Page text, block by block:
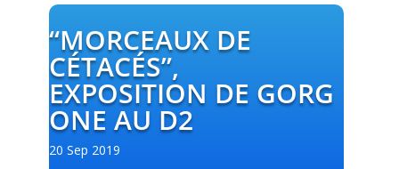
“MORCEAUX DE
CÉTACÉS”,
EXPOSITION DE GORG
ONE AU D2
20 Sep 2019